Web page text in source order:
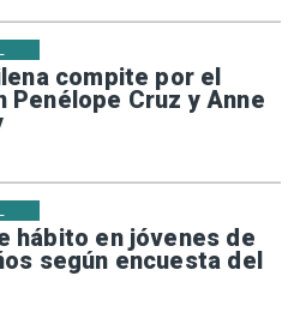
compite por el
Penélope Cruz y Anne
hábito en jóvenes de
según encuesta del